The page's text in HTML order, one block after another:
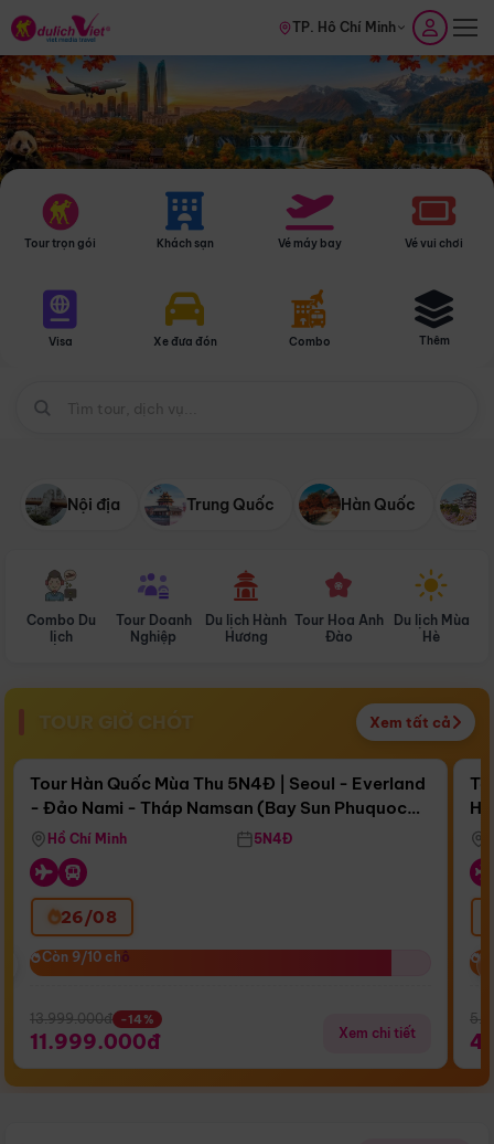
TP. Hồ Chí Minh
Tour trọn gói Khách sạn Vé máy bay Vé vui chơi
Visa Xe đưa đón Combo Thêm
Nội địa Trung Quốc Hàn Quốc
Combo Du
lịch
Tour Doanh
Nghiệp
Du lịch Hành
Hương
Tour Hoa Anh
Đào
Du lịch Mùa
Hè
TOUR GIỜ CHÓT Xem tất cả
Còn16 ngày 18:16:20
Bay Sun Phuquoc Airways
Điểm nổi bật
Tour Hàn Quốc Mùa Thu 5N4Đ | Seoul - Everland
- Đảo Nami - Tháp Namsan (Bay Sun Phuquoc
Airways)
Hồ Chí Minh 5N4Đ
26/08
Còn 9/10 chỗ
Còn 9/10 chỗ
13.999.000đ -14%
11.999.000đ Xem chi tiết